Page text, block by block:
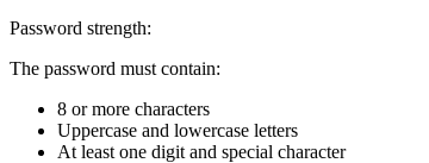
Password strength:
The password must contain:
8 or more characters
Uppercase and lowercase letters
At least one digit and special character